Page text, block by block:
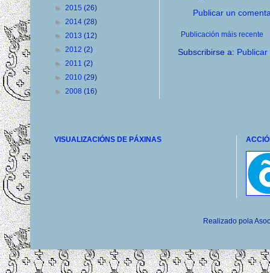
Publicar un
Publicación máis recente
Subscribirse a:
► 2015 (26)
► 2014 (28)
► 2013 (12)
► 2012 (2)
► 2011 (2)
► 2010 (29)
► 2008 (16)
VISUALIZACIÓNS DE PÁXINAS
Realizado pola